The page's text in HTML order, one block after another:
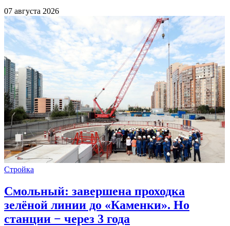
07 августа 2026
Стройка
Смольный: завершена проходка
зелёной линии до «Каменки». Но
станции − через 3 года